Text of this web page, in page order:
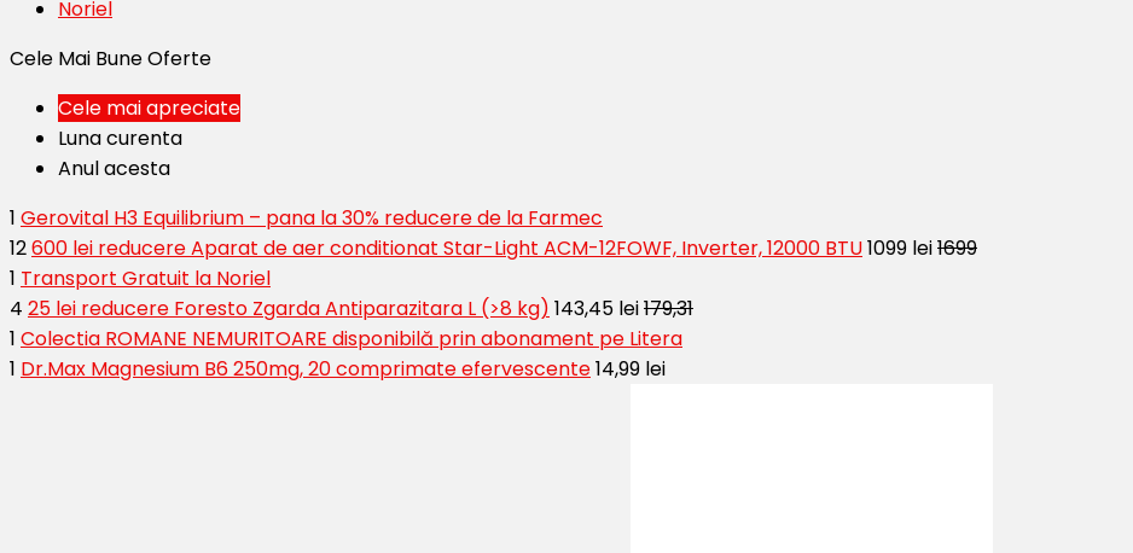
Noriel
Cele Mai Bune Oferte
Cele mai apreciate
Luna curenta
Anul acesta
1 Gerovital H3 Equilibrium – pana la 30% reducere de la Farmec
12600 lei reducere Aparat de aer conditionat Star-Light ACM-12FOWF, Inverter, 12000 BTU1099 lei1699
1 Transport Gratuit la Noriel
4 25 lei reducere Foresto Zgarda Antiparazitara L (>8 kg) 143,45 lei179,31
1 Colectia ROMANE NEMURITOARE disponibilă prin abonament pe Litera
1 Dr.Max Magnesium B6 250mg, 20 comprimate efervescente14,99 lei